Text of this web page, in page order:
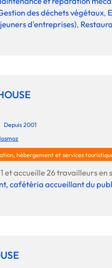
des déchets végétaux,
d'entreprises),
Depuis 2001
hébergement et services
et accueille 26 travailleurs
cafétéria accueillant du